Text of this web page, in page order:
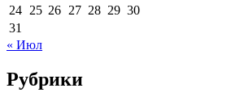
24 25 26 27 28 29 30
31
« Июл
Рубрики